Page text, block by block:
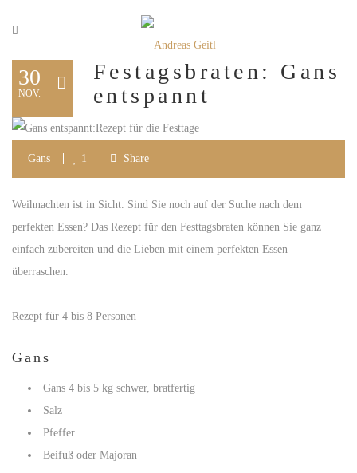
30
NOV.
Festagsbraten: Gans
entspannt
Gans 1 Share
Weihnachten ist in Sicht. Sind Sie noch auf der Suche nach dem
perfekten Essen? Das Rezept für den Festtagsbraten können Sie ganz
einfach zubereiten und die Lieben mit einem perfekten Essen
überraschen.
Rezept für 4 bis 8 Personen
Gans
Gans 4 bis 5 kg schwer, bratfertig
Salz
Pfeffer
Beifuß oder Majoran